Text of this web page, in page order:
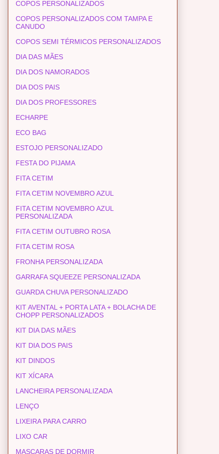
COPOS PERSONALIZADOS
COPOS PERSONALIZADOS COM TAMPA E
CANUDO
COPOS SEMI TÉRMICOS PERSONALIZADOS
DIA DAS MÃES
DIA DOS NAMORADOS
DIA DOS PAIS
DIA DOS PROFESSORES
ECHARPE
ECO BAG
ESTOJO PERSONALIZADO
FESTA DO PIJAMA
FITA CETIM
FITA CETIM NOVEMBRO AZUL
FITA CETIM NOVEMBRO AZUL
PERSONALIZADA
FITA CETIM OUTUBRO ROSA
FITA CETIM ROSA
FRONHA PERSONALIZADA
GARRAFA SQUEEZE PERSONALIZADA
GUARDA CHUVA PERSONALIZADO
KIT AVENTAL + PORTA LATA + BOLACHA DE
CHOPP PERSONALIZADOS
KIT DIA DAS MÃES
KIT DIA DOS PAIS
KIT DINDOS
KIT XÍCARA
LANCHEIRA PERSONALIZADA
LENÇO
LIXEIRA PARA CARRO
LIXO CAR
MASCARAS DE DORMIR